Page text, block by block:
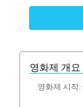
영화제 개요
영화제 시작